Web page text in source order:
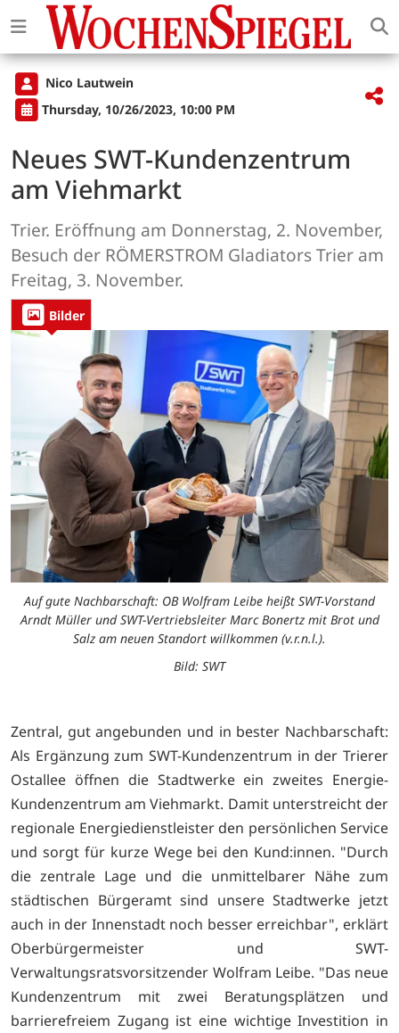
Nico Lautwein
Thursday, 10/26/2023, 10:00 PM
Neues SWT-Kundenzentrum
am Viehmarkt
Trier. Eröffnung am Donnerstag, 2. November,
Besuch der RÖMERSTROM Gladiators Trier am
Freitag, 3. November.
Bilder
Auf gute Nachbarschaft: OB Wolfram Leibe heißt SWT-Vorstand
Arndt Müller und SWT-Vertriebsleiter Marc Bonertz mit Brot und
Salz am neuen Standort willkommen (v.r.n.l.).
Bild: SWT
Zentral, gut angebunden und in bester Nachbarschaft:
Als Ergänzung zum SWT-Kundenzentrum in der Trierer
Ostallee öffnen die Stadtwerke ein zweites Energie-
Kundenzentrum am Viehmarkt. Damit unterstreicht der
regionale Energiedienstleister den persönlichen Service
und sorgt für kurze Wege bei den Kund:innen. "Durch
die zentrale Lage und die unmittelbarer Nähe zum
städtischen Bürgeramt sind unsere Stadtwerke jetzt
auch in der Innenstadt noch besser erreichbar", erklärt
Oberbürgermeister und SWT-
Verwaltungsratsvorsitzender Wolfram Leibe. "Das neue
Kundenzentrum mit zwei Beratungsplätzen und
barrierefreiem Zugang ist eine wichtige Investition in